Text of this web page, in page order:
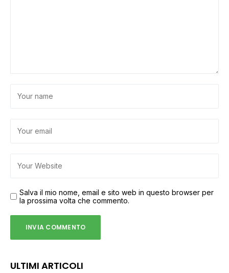
Salva il mio nome, email e sito web in questo browser per
la prossima volta che commento.
ULTIMI ARTICOLI